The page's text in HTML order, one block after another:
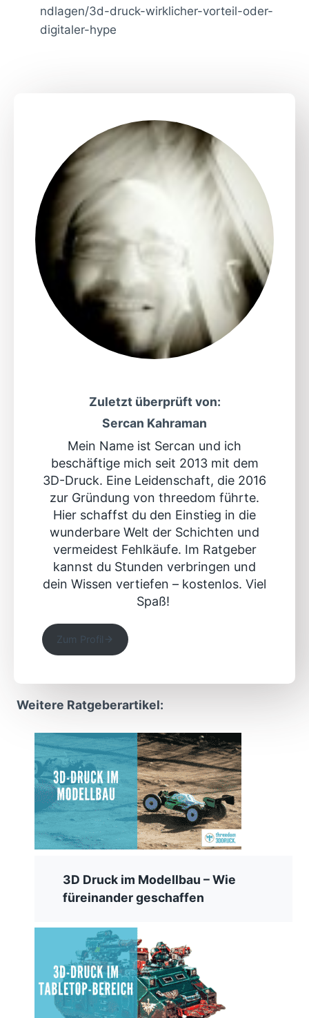
ndlagen/3d-druck-wirklicher-vorteil-oder-
digitaler-hype
Zuletzt überprüft von:
Sercan Kahraman
Mein Name ist Sercan und ich
beschäftige mich seit 2013 mit dem
3D-Druck. Eine Leidenschaft, die 2016
zur Gründung von threedom führte.
Hier schaffst du den Einstieg in die
wunderbare Welt der Schichten und
vermeidest Fehlkäufe. Im Ratgeber
kannst du Stunden verbringen und
dein Wissen vertiefen – kostenlos. Viel
Spaß!
Zum Profil
Weitere Ratgeberartikel:
3D Druck im Modellbau – Wie
füreinander geschaffen